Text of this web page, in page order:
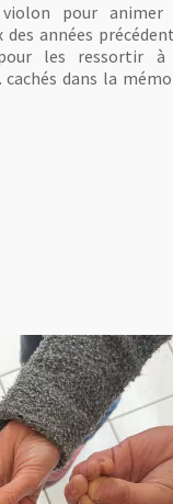
pour animer
années
les ressortir
cachés dans la